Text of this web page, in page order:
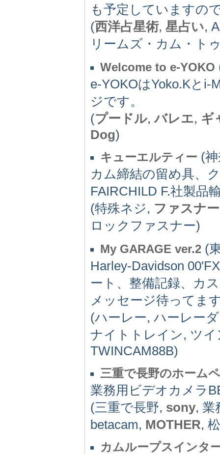
も予定していますの
(西洋占星術, 星占い,
リームズ・カム・ト
Welcome to e-YOKO
e-YOKOはYoko.Kとi-
ジです。
(プードル,バレエ, ギ
Dog)
キューエルティー (
カム締結の留め具、
FAIRCHILD F.社製品
(特殊ネジ, ファスナー
ロックファスナー)
My GARAGE ver.2 (
Harley-Davidson
ート、整備記録、カ
メッセージ待ってま
(ハーレー, ハーレー
ナイトトレイン, ツ
TWINCAM88B)
三重で長野のホーム
業務用ビデオカメラ
(三重で長野, sony, 業
betacam, MOTHER,
カムループスインタ